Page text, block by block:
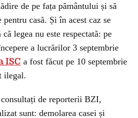
de pe fața pământului și să
casă. Și în acest caz se
legea nu este respectată: pe
a lucrărilor 3 septembrie
ISC a fost făcut pe 10 septembrie
ilegal.
de reporterii BZI,
sunt: demolarea casei și